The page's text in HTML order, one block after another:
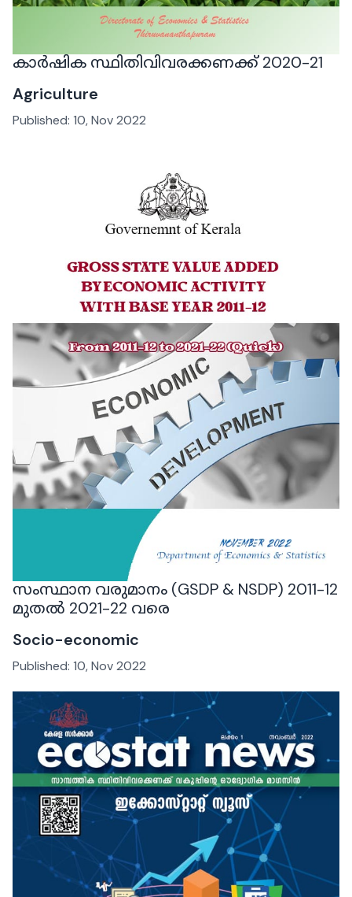
കാർഷിക സ്ഥിതിവിവരക്കണക്ക് 2020-21
Agriculture
Published: 10, Nov 2022
സംസ്ഥാന വരുമാനം (GSDP & NSDP) 2011-12
മുതൽ 2021-22 വരെ
Socio-economic
Published: 10, Nov 2022